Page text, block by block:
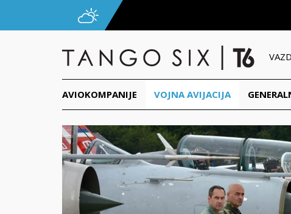
AVIOKOMPANIJE VOJNA AVIJACIJA